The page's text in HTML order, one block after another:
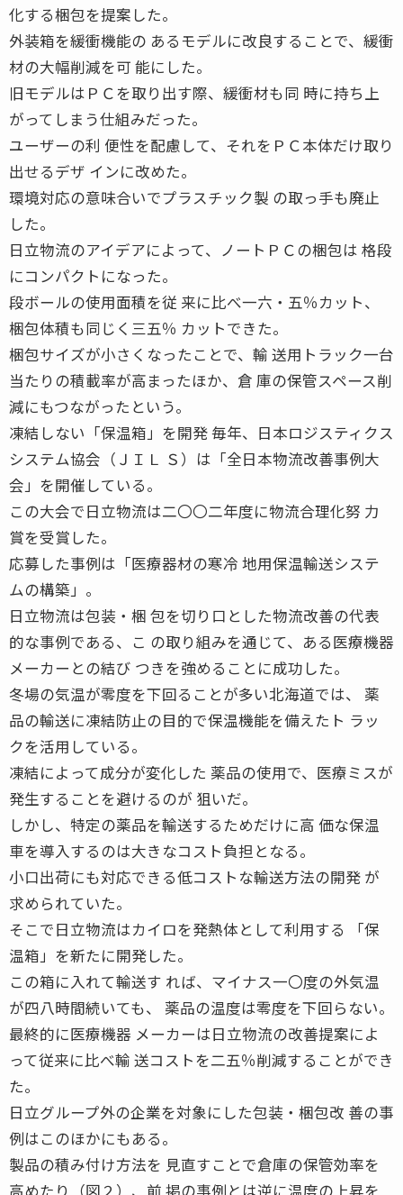
化する梱包を提案した。
外装箱を緩衝機能の あるモデルに改良することで、緩衝
材の大幅削減を可 能にした。
旧モデルはＰＣを取り出す際、緩衝材も同 時に持ち上
がってしまう仕組みだった。
ユーザーの利 便性を配慮して、それをＰＣ本体だけ取り
出せるデザ インに改めた。
環境対応の意味合いでプラスチック製 の取っ手も廃止
した。
日立物流のアイデアによって、ノートＰＣの梱包は 格段
にコンパクトになった。
段ボールの使用面積を従 来に比べ一六・五％カット、
梱包体積も同じく三五％ カットできた。
梱包サイズが小さくなったことで、輸 送用トラック一台
当たりの積載率が高まったほか、倉 庫の保管スペース削
減にもつながったという。
凍結しない「保温箱」を開発 毎年、日本ロジスティクス
システム協会（ＪＩＬ Ｓ）は「全日本物流改善事例大
会」を開催している。
この大会で日立物流は二〇〇二年度に物流合理化努 力
賞を受賞した。
応募した事例は「医療器材の寒冷 地用保温輸送システ
ムの構築」。
日立物流は包装・梱 包を切り口とした物流改善の代表
的な事例である、こ の取り組みを通じて、ある医療機器
メーカーとの結び つきを強めることに成功した。
冬場の気温が零度を下回ることが多い北海道では、 薬
品の輸送に凍結防止の目的で保温機能を備えたト ラッ
クを活用している。
凍結によって成分が変化した 薬品の使用で、医療ミスが
発生することを避けるのが 狙いだ。
しかし、特定の薬品を輸送するためだけに高 価な保温
車を導入するのは大きなコスト負担となる。
小口出荷にも対応できる低コストな輸送方法の開発 が
求められていた。
そこで日立物流はカイロを発熱体として利用する 「保
温箱」を新たに開発した。
この箱に入れて輸送す れば、マイナス一〇度の外気温
が四八時間続いても、 薬品の温度は零度を下回らない。
最終的に医療機器 メーカーは日立物流の改善提案によ
って従来に比べ輸 送コストを二五％削減することができ
た。
日立グループ外の企業を対象にした包装・梱包改 善の事
例はこのほかにもある。
製品の積み付け方法を 見直すことで倉庫の保管効率を
高めたり（図２）、前 掲の事例とは逆に温度の上昇を